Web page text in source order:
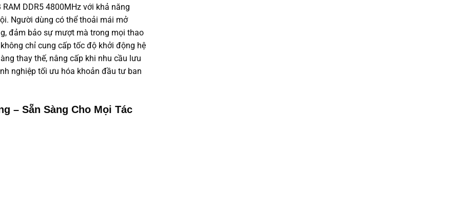
DDR5 4800MHz với khả năng
Người dùng có thể thoải mái mở
đảm bảo sự mượt mà trong mọi thao
chỉ cung cấp tốc độ khởi động hệ
thay thế, nâng cấp khi nhu cầu lưu
nghiệp tối ưu hóa khoản đầu tư ban
– Sẵn Sàng Cho Mọi Tác